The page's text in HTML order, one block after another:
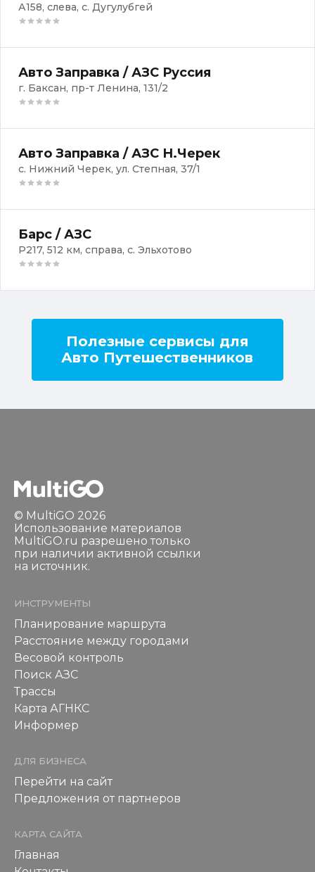
А158, слева, с. Дугулубгей
Авто Заправка / АЗС Руссия
г. Баксан, пр-т Ленина, 131/2
Авто Заправка / АЗС Н.Черек
с. Нижний Черек, ул. Степная, 37/1
Барс / АЗС
Р217, 512 км, справа, с. Эльхотово
Полезные сервисы для
Авто Путешественников
© MultiGO 2026
Использование материалов
MultiGO.ru разрешено только
при наличии активной ссылки
на источник.
ИНСТРУМЕНТЫ
Планирование маршрута
Расстояние между городами
Весовой контроль
Поиск АЗС
Трассы
Карта АГНКС
Информер
ДЛЯ БИЗНЕСА
Перейти на сайт
Предложения от партнеров
КАРТА САЙТА
Главная